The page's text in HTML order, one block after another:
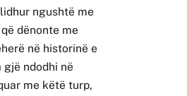
ngushtë me
dënonte me
në historinë e
gjë ndodhi në
me këtë turp,